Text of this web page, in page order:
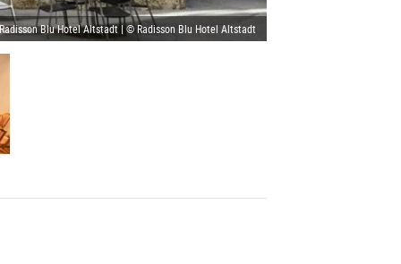
Radisson Blu Hotel Altstadt | © Radisson Blu Hotel Altstadt